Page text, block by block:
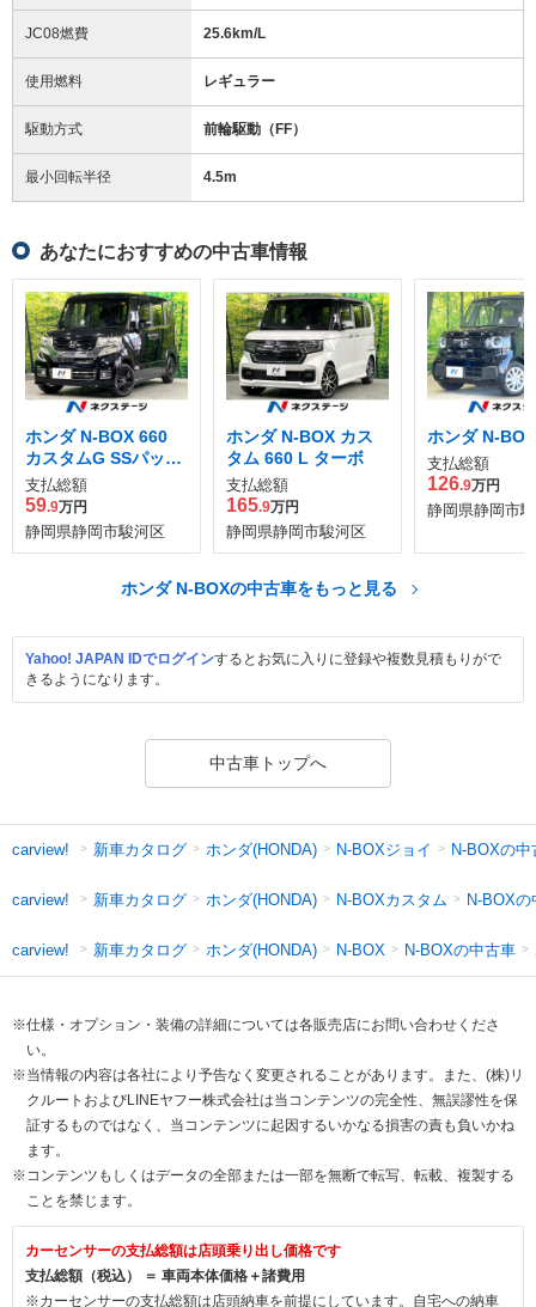
JC08燃費 25.6km/L
使用燃料 レギュラー
駆動方式 前輪駆動（FF）
最小回転半径 4.5m
あなたにおすすめの中古車情報
ホンダ N-BOX 660
カスタムG SSパッケ
ージ ブラックスタイ
ル
支払総額
59.9万円
静岡県静岡市駿河区
ホンダ N-BOX カス
タム 660 L ターボ
支払総額
165.9万円
静岡県静岡市駿河区
ホンダ N-
支払総額
126.9万円
静岡県静岡市
ホンダ N-BOXの中古車をもっと見る
Yahoo! JAPAN IDでログインするとお気に入りに登録や複数見積もりがで
きるようになります。
中古車トップへ
carview! 新車カタログ ホンダ(HONDA) N-BOXジョイ N-BOXの中
carview! 新車カタログ ホンダ(HONDA) N-BOXカスタム N-BOXの
carview! 新車カタログ ホンダ(HONDA) N-BOX N-BOXの中古車
※仕様・オプション・装備の詳細については各販売店にお問い合わせくださ
い。
※当情報の内容は各社により予告なく変更されることがあります。また、(株)リ
クルートおよびLINEヤフー株式会社は当コンテンツの完全性、無誤謬性を保
証するものではなく、当コンテンツに起因するいかなる損害の責も負いかね
ます。
※コンテンツもしくはデータの全部または一部を無断で転写、転載、複製する
ことを禁じます。
カーセンサーの支払総額は店頭乗り出し価格です
支払総額（税込） ＝ 車両本体価格＋諸費用
※カーセンサーの支払総額は店頭納車を前提にしています。自宅への納車